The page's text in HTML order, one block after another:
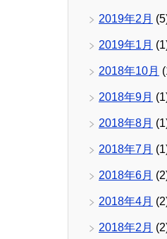
2019年2月
2019年1月
2018年10月
2018年9月
2018年8月
2018年7月
2018年6月
2018年4月
2018年2月